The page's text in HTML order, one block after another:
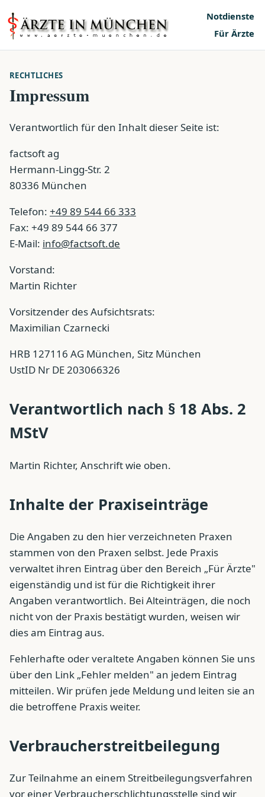
Notdienste
Für Ärzte
RECHTLICHES
Impressum
Verantwortlich für den Inhalt dieser Seite ist:
factsoft ag
Hermann-Lingg-Str. 2
80336 München
Telefon: +49 89 544 66 333
Fax: +49 89 544 66 377
E-Mail: info@factsoft.de
Vorstand:
Martin Richter
Vorsitzender des Aufsichtsrats:
Maximilian Czarnecki
HRB 127116 AG München, Sitz München
UstID Nr DE 203066326
Verantwortlich nach § 18 Abs. 2
MStV
Martin Richter, Anschrift wie oben.
Inhalte der Praxiseinträge
Die Angaben zu den hier verzeichneten Praxen
stammen von den Praxen selbst. Jede Praxis
verwaltet ihren Eintrag über den Bereich „Für Ärzte"
eigenständig und ist für die Richtigkeit ihrer
Angaben verantwortlich. Bei Alteinträgen, die noch
nicht von der Praxis bestätigt wurden, weisen wir
dies am Eintrag aus.
Fehlerhafte oder veraltete Angaben können Sie uns
über den Link „Fehler melden" an jedem Eintrag
mitteilen. Wir prüfen jede Meldung und leiten sie an
die betroffene Praxis weiter.
Verbraucherstreitbeilegung
Zur Teilnahme an einem Streitbeilegungsverfahren
vor einer Verbraucherschlichtungsstelle sind wir